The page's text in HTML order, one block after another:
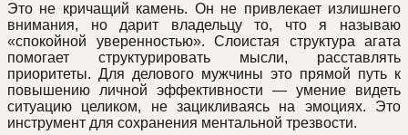
Это не кричащий камень. Он не привлекает излишнего
внимания, но дарит владельцу то, что я называю
«спокойной уверенностью». Слоистая структура агата
помогает структурировать мысли, расставлять
приоритеты. Для делового мужчины это прямой путь к
повышению личной эффективности — умение видеть
ситуацию целиком, не зацикливаясь на эмоциях. Это
инструмент для сохранения ментальной трезвости.